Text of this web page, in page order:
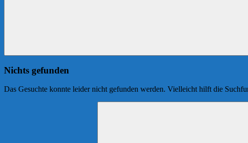
Nichts gefunden
Das Gesuchte konnte leider nicht gefunden werden. Vielleicht hilft die